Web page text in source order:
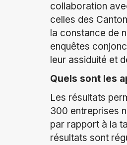
collaboration
celles des
la constance de
enquêtes
leur assiduité et
Quels sont les
Les résultats
300 entreprises
par rapport à la
résultats sont